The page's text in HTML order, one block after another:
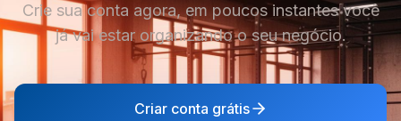
Crie sua conta agora, em poucos instantes você
já vai estar organizando o seu negócio.
Criar conta grátis